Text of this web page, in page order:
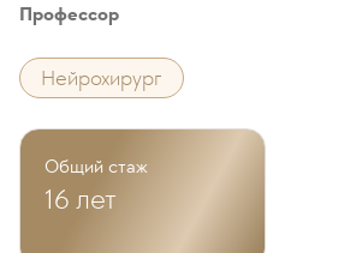
Профессор
Нейрохирург
Общий стаж
16 лет